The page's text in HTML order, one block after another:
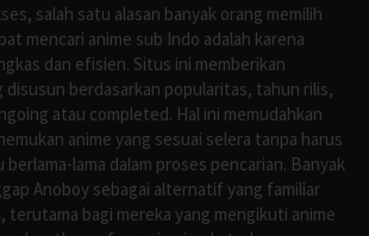
salah satu alasan banyak orang memilih
mencari anime sub Indo adalah karena
dan efisien. Situs ini memberikan
disusun berdasarkan popularitas, tahun rilis,
atau completed. Hal ini memudahkan
anime yang sesuai selera tanpa harus
lama dalam proses pencarian. Banyak
Anoboy sebagai alternatif yang familiar
terutama bagi mereka yang mengikuti anime